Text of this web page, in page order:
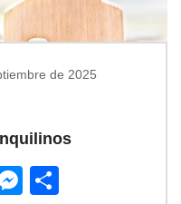
de 2025
Messenger